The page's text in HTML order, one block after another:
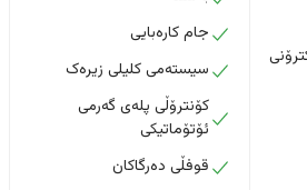
جام کارەبایی
سیستەمی کلیلی زیرەک
کۆنترۆڵی پلەی گەرمی
ئۆتۆماتیکی
قوفڵی دەرگاکان